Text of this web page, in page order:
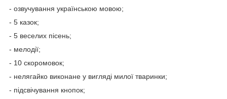
- озвучування українською мовою;
- 5 казок;
- 5 веселих пісень;
- мелодії;
- 10 скоромовок;
- нелягайко виконане у вигляді милої тваринки;
- підсвічування кнопок;